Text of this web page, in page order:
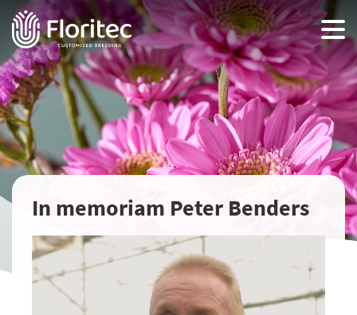
In memoriam Peter Benders